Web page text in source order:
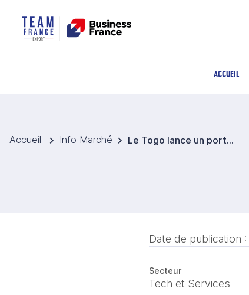
ACCUEIL
Accueil Info Marché Le Togo lance un portail géolocalisé pour moderniser et rendre plus transparent sa politique d'aménagement du territoire
Date de publication :
Secteur
Tech et Services